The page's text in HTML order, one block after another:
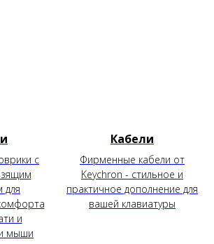
с
для
и
мыши
Кабели
Фирменные кабели от
Keychron - стильное и
практичное дополнение для
вашей клавиатуры